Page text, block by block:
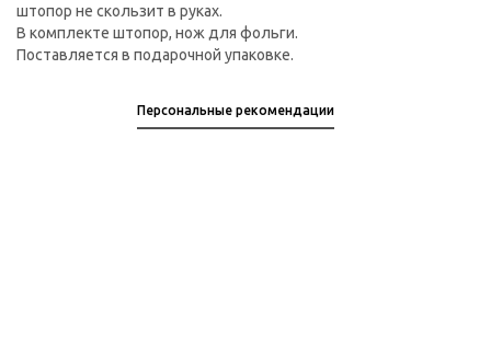
штопор не скользит в руках.
В комплекте штопор, нож для фольги.
Поставляется в подарочной упаковке.
Персональные рекомендации